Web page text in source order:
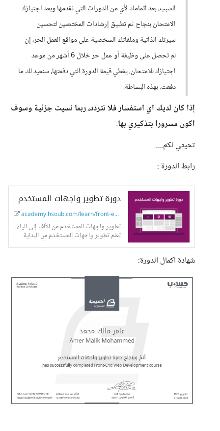
السبب، بعد اتمامك لأي من الدورات التي نقدمها وبعد اجتيازك
الامتحان بنجاح ثم تطبيق إرشادات المختصين لتحسين
سيرتك الذاتية وملفاتك الشخصية على مواقع العمل الحر، إن
لم تحصل على وظيفة أو عمل حر خلال 6 أشهر من موعد
اجتيازك للامتحان، يغطي قيمة الدورة التي دفعتها، سنعيد لك ما
دفعت. بهذه البساطة.
إذا كان لديك اي استفسار فلا تتردد، ربما نسيت جزئية وسوف
اكون مسرورا بتذكيري بها.
تحيتي لكم....
رابط الدورة :
دورة تطوير واجهات المستخدم
academy.hsoub.com/learn/front-end-...
تطوير واجهات المستخدم من الألف إلى الياء.
تعلم تطوير واجهات المستخدم من البداية
إلى الاحتراف دون التقيد بوقت أو مكان
شهادة اكمال الدورة: